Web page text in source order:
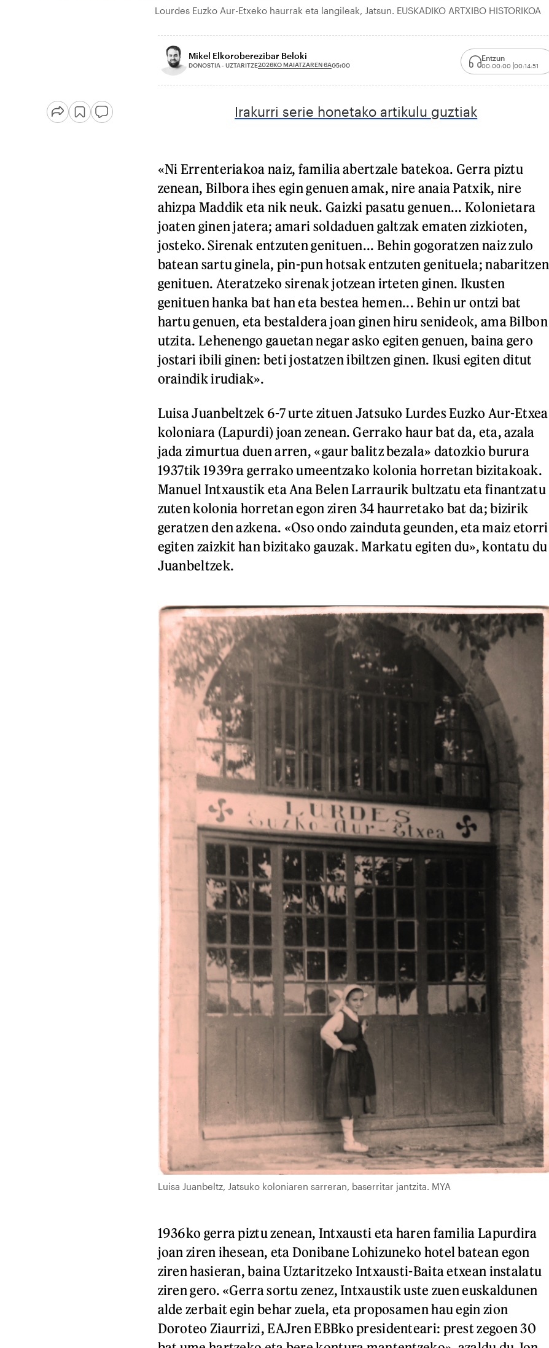
Lourdes Euzko Aur-Etxeko haurrak eta langileak, Jatsun. EUSKADIKO ARTXIBO HISTORIKOA
Mikel Elkoroberezibar Beloki
DONOSTIA - UZTARITZE2026KO MAIATZAREN 6A05:00
Entzun
00:00:00 00:14:51
Irakurri serie honetako artikulu guztiak
«Ni Errenteriakoa naiz, familia abertzale batekoa. Gerra piztu
zenean, Bilbora ihes egin genuen amak, nire anaia Patxik, nire
ahizpa Maddik eta nik neuk. Gaizki pasatu genuen... Kolonietara
joaten ginen jatera; amari soldaduen galtzak ematen zizkioten,
josteko. Sirenak entzuten genituen... Behin gogoratzen naiz zulo
batean sartu ginela, pin-pun hotsak entzuten genituela; nabaritzen
genituen. Ateratzeko sirenak jotzean irteten ginen. Ikusten
genituen hanka bat han eta bestea hemen... Behin ur ontzi bat
hartu genuen, eta bestaldera joan ginen hiru senideok, ama Bilbon
utzita. Lehenengo gauetan negar asko egiten genuen, baina gero
jostari ibili ginen: beti jostatzen ibiltzen ginen. Ikusi egiten ditut
oraindik irudiak».
Luisa Juanbeltzek 6-7 urte zituen Jatsuko Lurdes Euzko Aur-Etxea
koloniara (Lapurdi) joan zenean. Gerrako haur bat da, eta, azala
jada zimurtua duen arren, «gaur balitz bezala» datozkio burura
1937tik 1939ra gerrako umeentzako kolonia horretan bizitakoak.
Manuel Intxaustik eta Ana Belen Larraurik bultzatu eta finantzatu
zuten kolonia horretan egon ziren 34 haurretako bat da; bizirik
geratzen den azkena. «Oso ondo zainduta geunden, eta maiz etorri
egiten zaizkit han bizitako gauzak. Markatu egiten du», kontatu du
Juanbeltzek.
Luisa Juanbeltz, Jatsuko koloniaren sarreran, baserritar jantzita. MYA
1936ko gerra piztu zenean, Intxausti eta haren familia Lapurdira
joan ziren ihesean, eta Donibane Lohizuneko hotel batean egon
ziren hasieran, baina Uztaritzeko Intxausti-Baita etxean instalatu
ziren gero. «Gerra sortu zenez, Intxaustik uste zuen euskaldunen
alde zerbait egin behar zuela, eta proposamen hau egin zion
Doroteo Ziaurrizi, EAJren EBBko presidenteari: prest zegoen 30